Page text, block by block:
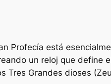
Profecía está
un reloj que define
Tres Grandes dioses